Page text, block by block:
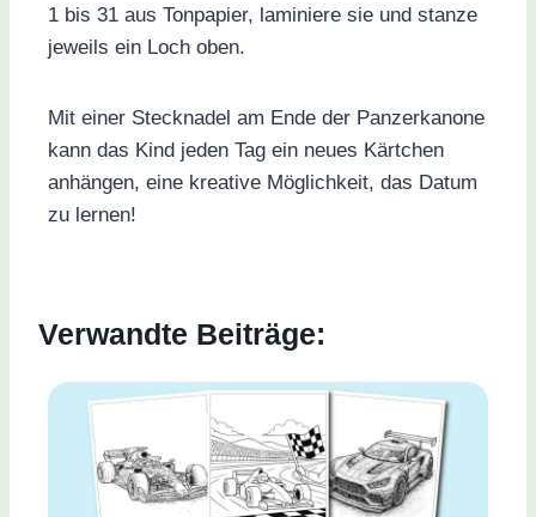
1 bis 31 aus Tonpapier, laminiere sie und stanze
jeweils ein Loch oben.
Mit einer Stecknadel am Ende der Panzerkanone
kann das Kind jeden Tag ein neues Kärtchen
anhängen, eine kreative Möglichkeit, das Datum
zu lernen!
Verwandte Beiträge: